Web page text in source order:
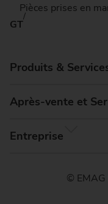
Pièces prises en
GT
Produits &
Après-vente et
Entreprise
©